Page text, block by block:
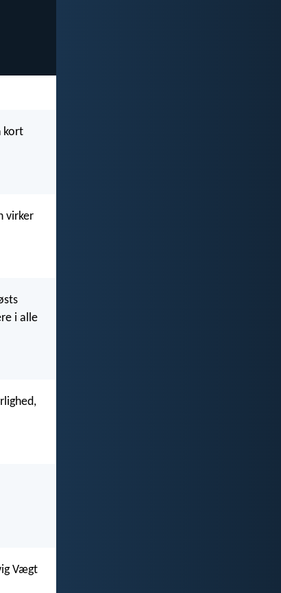
kort
virker
i alle
Vægt